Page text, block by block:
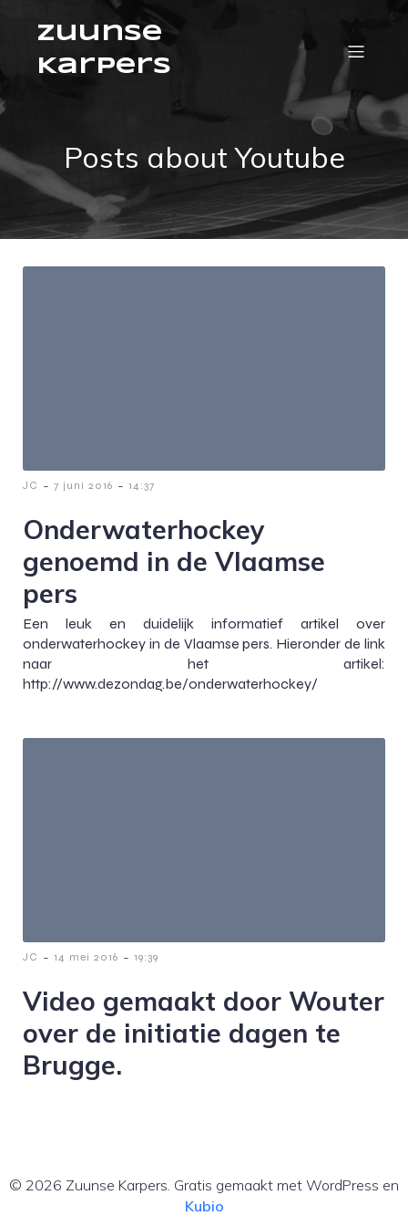
Zuunse
Karpers
Posts about Youtube
JC - 7 juni 2016 - 14:37
Onderwaterhockey
genoemd in de Vlaamse
pers
Een leuk en duidelijk informatief artikel over
onderwaterhockey in de Vlaamse pers. Hieronder de link
naar het artikel:
http://www.dezondag.be/onderwaterhockey/
JC - 14 mei 2016 - 19:39
Video gemaakt door Wouter
over de initiatie dagen te
Brugge.
© 2026 Zuunse Karpers. Gratis gemaakt met WordPress en
Kubio